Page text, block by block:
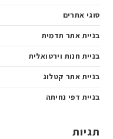
סוגי אתרים
בניית אתר תדמית
בניית חנות וירטואלית
בניית אתר קטלוג
בניית דפי נחיתה
תגיות